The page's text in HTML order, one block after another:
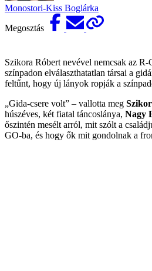
Monostori-Kiss Boglárka
Megosztás
Szikora Róbert nevével nemcsak az
színpadon elválaszthatatlan társai a
feltűnt, hogy új lányok ropják a
„Gida-csere volt” – vallotta meg
húszéves, két fiatal táncoslánya, Nagy
őszintén mesélt arról, mit szólt a
GO-ba, és hogy ők mit gondolnak a